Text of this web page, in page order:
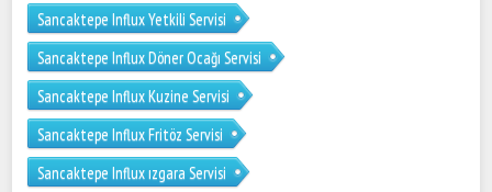
Sancaktepe Influx Yetkili Servisi
Sancaktepe Influx Döner Ocağı Servisi
Sancaktepe Influx Kuzine Servisi
Sancaktepe Influx Fritöz Servisi
Sancaktepe Influx ızgara Servisi